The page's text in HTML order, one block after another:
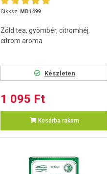
Cikksz. MD1499
Zöld tea, gyömbér, citromhéj,
citrom aroma
Készleten
1 095 Ft
Kosárba rakom